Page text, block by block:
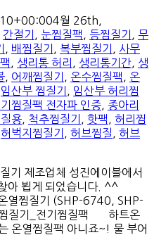
4월 26th,
간절기 눈찜질팩 등찜질기
무
배찜질기 복부찜질기
사무
생리통 허리 생리통기간
생
어깨찜질기 온수찜질팩
온
임산부 찜질기
임산부 허리찜
찜질팩 전자파 인증
종아리
용 척추찜질기 핫팩
허리찜
허벅지찜질기 허브찜질
허브
기 제조업체 성진에이블에서
아 뵙게 되었습니다. ^^
열찜질기 (SHP-6740, SHP-
질기_전기찜질팩 하트온
온열찜질팩 아니죠~! 물 부어